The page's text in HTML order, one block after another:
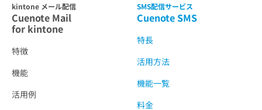
kintone メール配信
Cuenote Mail
for kintone
特徴
機能
活用例
SMS配信サービス
Cuenote SMS
特長
活用方法
機能一覧
料金